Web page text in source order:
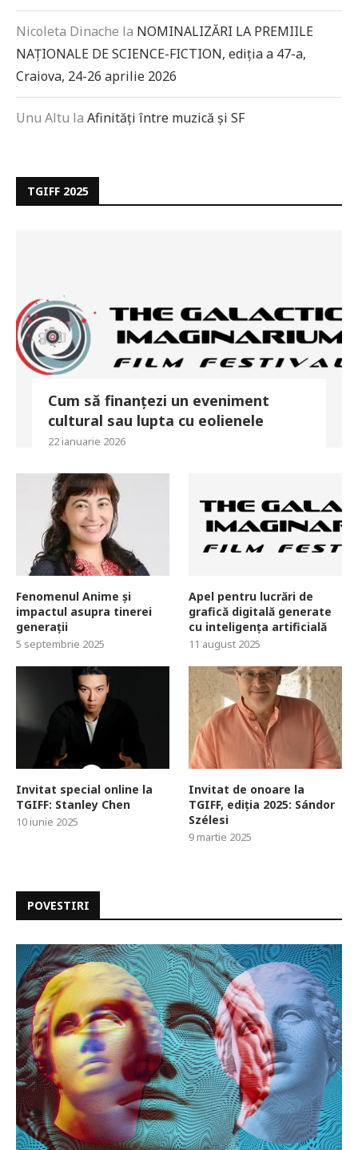
Nicoleta Dinache la NOMINALIZĂRI LA PREMIILE
NAȚIONALE DE SCIENCE-FICTION, ediția a 47-a,
Craiova, 24-26 aprilie 2026
Unu Altu la Afinități între muzică și SF
TGIFF 2025
Cum să finanțezi un eveniment
cultural sau lupta cu eolienele
22 ianuarie 2026
Fenomenul Anime și
impactul asupra tinerei
generații
5 septembrie 2025
Apel pentru lucrări de
grafică digitală generate
cu inteligența artificială
11 august 2025
Invitat special online la
TGIFF: Stanley Chen
10 iunie 2025
Invitat de onoare la
TGIFF, ediția 2025: Sándor
Szélesi
9 martie 2025
POVESTIRI